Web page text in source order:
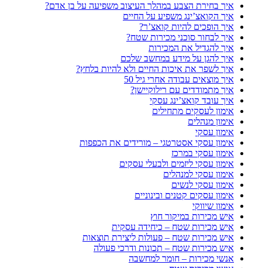
איך בחירת הצבע במהלך העיצוב משפיעה על בן אדם?
איך הקואצ’ינג משפיע על החיים
איך הופכים להיות קואצ’ר?
איך לבחור סוכני מכירות שטח?
איך להגדיל את המכירות
איך להגן על מידע במחשב שלכם
איך לשפר את איכות החיים ולא להיות בלחץ?
איך מוצאים עבודה אחרי גיל 50
איך מתמודדים עם רילוקיישן?
איך עובד קואצ’ינג עסקי
אימון לעסקים מתחילים
אימון מנהלים
אימון עסקי
אימון עסקי אסטרטגי – מורידים את הכפפות
אימון עסקי במרכז
אימון עסקי ליזמים ולבעלי עסקים
אימון עסקי למנהלים
אימון עסקי לנשים
אימון עסקים קטנים ובינוניים
אימון שיווקי
איש מכירות במיקור חוץ
איש מכירות שטח – כיחידה עסקית
איש מכירות שטח – פעולות ליצירת תוצאות
איש מכירות שטח – תכונות ודרכי פעולה
אנשי מכירות – חומר למחשבה